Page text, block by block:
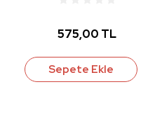
575,00 TL
Sepete Ekle